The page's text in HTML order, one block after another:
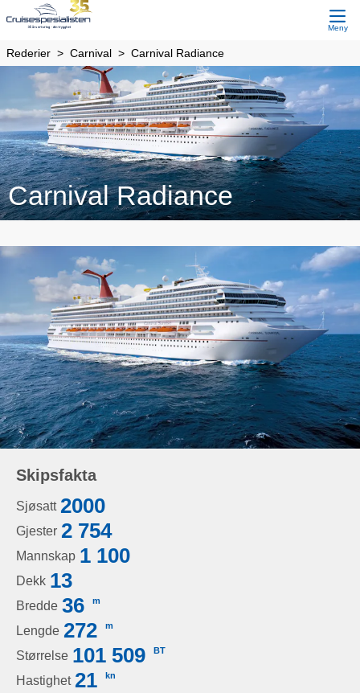
Meny
Rederier Carnival Carnival Radiance
Carnival Radiance
Skipsfakta
Sjøsatt 2000
Gjester 2 754
Mannskap 1 100
Dekk 13
Bredde 36 m
Lengde 272 m
Størrelse 101 509 BT
Hastighet 21 kn